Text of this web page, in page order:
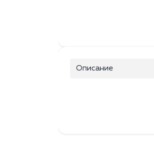
Описание